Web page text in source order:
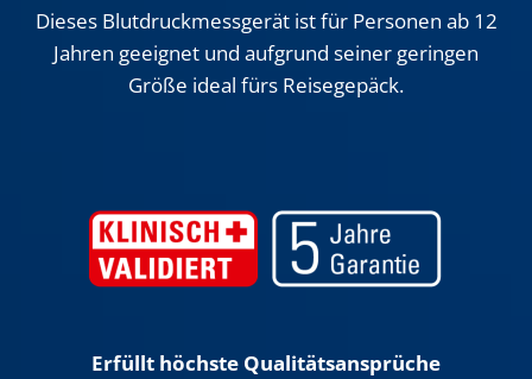
Dieses Blutdruckmessgerät ist für Personen ab 12
Jahren geeignet und aufgrund seiner geringen
Größe ideal fürs Reisegepäck.
Erfüllt höchste Qualitätsansprüche